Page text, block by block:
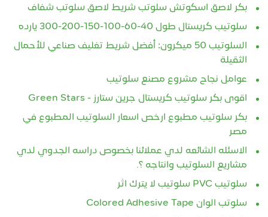
بكر لاصق اسكوتش سلوتب شريط لاصق سلوتب شفاف
سلوتيب كريستال طول 40-60-100-150-200-300 يارده
السلوتيب 50 ميكرون: أفضل شريط تغليف صناعي للأحمال
الثقيلة
عوامل نجاح مشروع مصنع سلوتيب
اقوى بكر سلوتيب كريستال جرين ستارز - Green Stars
بكر سلوتيب مطبوع ارخص اسعار السلوتيب المطبوع في
مصر
الاسئله الشائعه لدي عملائنا بخصوص دراسه الجدوي لدي
مشاريع السلوتيب وانتاجه ؟.
سلوتيب PVC سلوتيب لا يترك اثر
سلوتب الوان Colored Adhesive Tape